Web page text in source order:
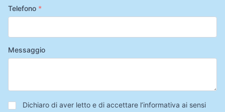
Telefono *
Messaggio
Privacy*
Dichiaro di aver letto e di accettare l’informativa ai sensi